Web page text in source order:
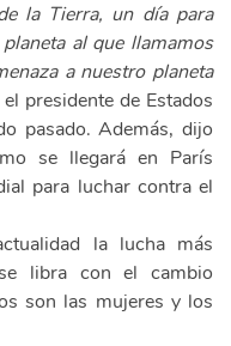
la Tierra, un día para
al que llamamos
a nuestro planeta
presidente de Estados
pasado. Además, dijo
se llegará en París
para luchar contra el
la lucha más
libra con el cambio
son las mujeres y los